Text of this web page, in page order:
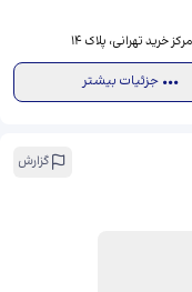
خرید تهرانی، پلاک 14
جزئیات بیشتر
گزارش